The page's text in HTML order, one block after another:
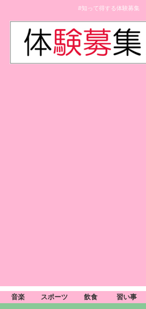
#知って得する体験募集
音楽 スポーツ 飲食 習い事